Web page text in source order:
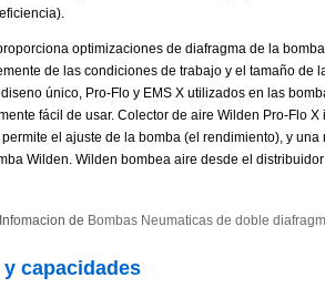
optimizaciones de diafragma de la
de las condiciones de trabajo y el tamaño de
único, Pro-Flo y EMS X utilizados en las
fácil de usar. Colector de aire Wilden Pro-Flo
el ajuste de la bomba (el rendimiento), y
Wilden. Wilden bombea aire desde el
de Bombas Neumaticas de doble
capacidades